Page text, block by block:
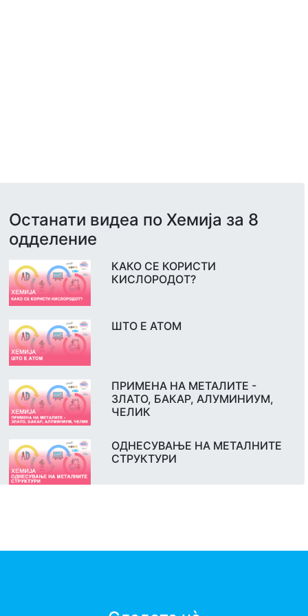
Останати видеа по Хемија за 8
одделение
КАКО СЕ КОРИСТИ
КИСЛОРОДОТ?
ШТО Е АТОМ
ПРИМЕНА НА МЕТАЛИТЕ -
ЗЛАТО, БАКАР, АЛУМИНИУМ,
ЧЕЛИК
ОДНЕСУВАЊЕ НА МЕТАЛНИТЕ
СТРУКТУРИ